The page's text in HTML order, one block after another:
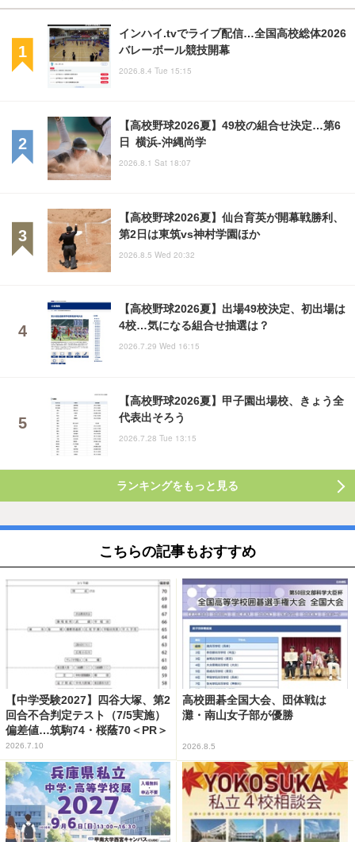
インハイ.tvでライブ配信…全国高校総体2026
バレーボール競技開幕
2026.8.4 Tue 15:15
【高校野球2026夏】49校の組合せ決定…第6
日 横浜-沖縄尚学
2026.8.1 Sat 18:07
【高校野球2026夏】仙台育英が開幕戦勝利、
第2日は東筑vs神村学園ほか
2026.8.5 Wed 20:32
【高校野球2026夏】出場49校決定、初出場は
4校…気になる組合せ抽選は？
2026.7.29 Wed 16:15
【高校野球2026夏】甲子園出場校、きょう全
代表出そろう
2026.7.28 Tue 13:15
ランキングをもっと見る
こちらの記事もおすすめ
【中学受験2027】四谷大塚、第2
回合不合判定テスト（7/5実施）
偏差値…筑駒74・桜蔭70＜PR＞
2026.7.10
高校囲碁全国大会、団体戦は
灘・南山女子部が優勝
2026.8.5